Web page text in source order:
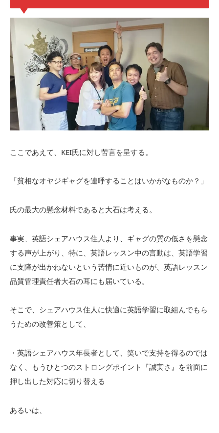
ここであえて、KEI氏に対し苦言を呈する。
「貧相なオヤジギャグを連呼することはいかがなものか？」
氏の最大の懸念材料であると大石は考える。
事実、英語シェアハウス住人より、ギャグの質の低さを懸念
する声が上がり、特に、英語レッスン中の言動は、英語学習
に支障が出かねないという苦情に近いものが、英語レッスン
品質管理責任者大石の耳にも届いている。
そこで、シェアハウス住人に快適に英語学習に取組んでもら
うための改善策として、
・英語シェアハウス年長者として、笑いで支持を得るのでは
なく、もうひとつのストロングポイント『誠実さ』を前面に
押し出した対応に切り替える
あるいは、